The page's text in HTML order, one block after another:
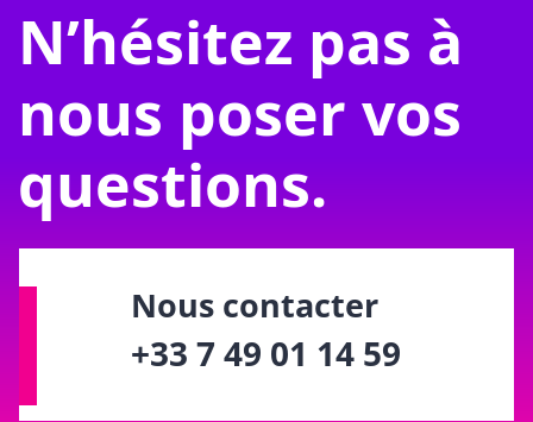
N’hésitez pas à
nous poser vos
questions.
Nous contacter
+33 7 49 01 14 59